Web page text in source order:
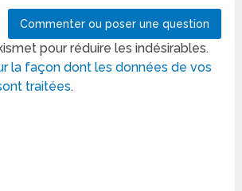
pour réduire les indésirables.
la façon dont les données de vos
traitées.